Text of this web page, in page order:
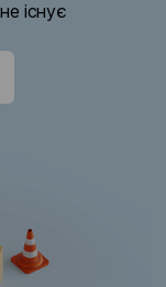
існує